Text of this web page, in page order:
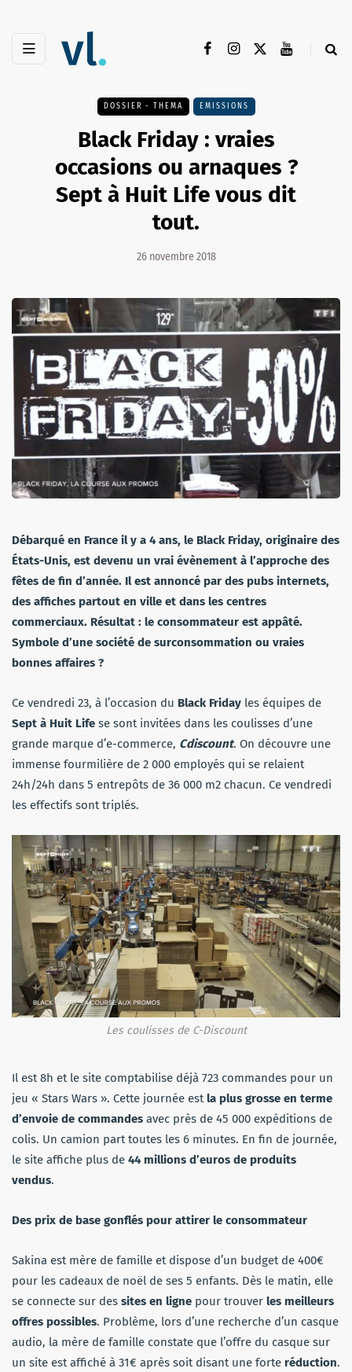
DOSSIER - THEMA EMISSIONS
Black Friday : vraies
occasions ou arnaques ?
Sept à Huit Life vous dit
tout.
26 novembre 2018
Débarqué en France il y a 4 ans, le Black Friday, originaire des
États-Unis, est devenu un vrai évènement à l’approche des
fêtes de fin d’année. Il est annoncé par des pubs internets,
des affiches partout en ville et dans les centres
commerciaux. Résultat : le consommateur est appâté.
Symbole d’une société de surconsommation ou vraies
bonnes affaires ?
Ce vendredi 23, à l’occasion du Black Friday les équipes de
Sept à Huit Life se sont invitées dans les coulisses d’une
grande marque d’e-commerce, Cdiscount. On découvre une
immense fourmilière de 2 000 employés qui se relaient
24h/24h dans 5 entrepôts de 36 000 m2 chacun. Ce vendredi
les effectifs sont triplés.
Les coulisses de C-Discount
Il est 8h et le site comptabilise déjà 723 commandes pour un
jeu « Stars Wars ». Cette journée estla plus grosse en terme
d’envoie de commandes avec près de 45 000 expéditions de
colis. Un camion part toutes les 6 minutes. En fin de journée,
le site affiche plus de 44 millions d’euros de produits
vendus.
Des prix de base gonflés pour attirer le consommateur
Sakina est mère de famille et dispose d’un budget de 400€
pour les cadeaux de noël de ses 5 enfants. Dès le matin, elle
se connecte sur des sites en ligne pour trouver les meilleurs
offres possibles. Problème, lors d’une recherche d’un casque
audio, la mère de famille constate que l’offre du casque sur
un site est affiché à 31€ après soit disant une forte réduction.